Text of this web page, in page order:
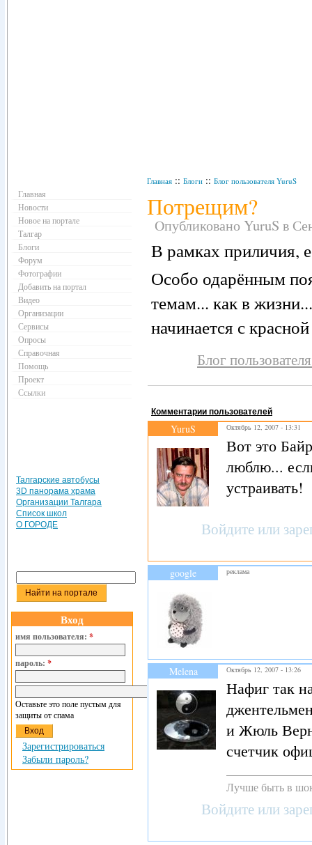
Главная :: Блоги :: Блог пользователя YuruS
Потрещим?
Опубликовано YuruS в
В рамках приличия,
Особо одарённым
темам... как в
начинается с
Блог
Комментарии пользователей
YuruS Октябрь 12, 2007 - 13:31
Вот это
люблю...
устраивать!
Войдите или
google реклама
Melena Октябрь 12, 2007 - 13:26
Нафиг так
и Жюль
счетчик
Лучше быть в
Войдите или
Главная
Новости
Новое на портале
Талгар
Блоги
Форум
Фотографии
Добавить на портал
Видео
Организации
Сервисы
Опросы
Справочная
Помощь
Проект
Ссылки
Талгарские автобусы
3D панорама храма
Организации Талгара
Список школ
О ГОРОДЕ
Вход
имя пользователя: *
пароль: *
Оставьте это поле пустым для
защиты от спама
Зарегистрироваться
Забыли пароль?